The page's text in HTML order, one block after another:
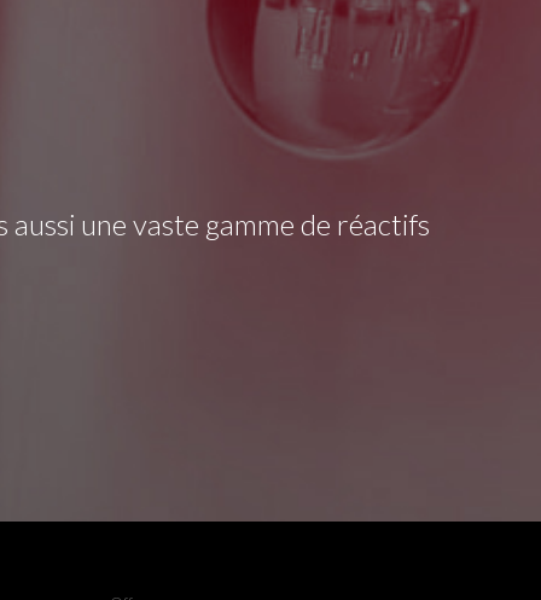
une vaste gamme de réactifs